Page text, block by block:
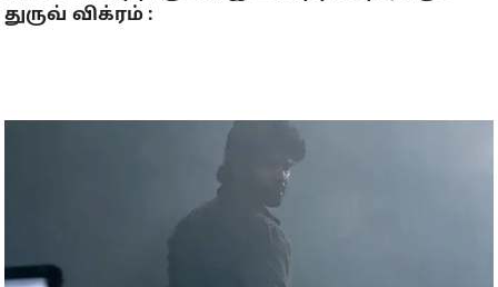
துருவ் விக்ரம் :